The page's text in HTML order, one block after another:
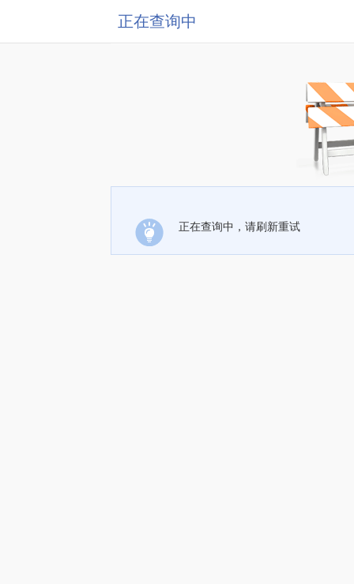
正在查询中
正在查询中，请刷新重试